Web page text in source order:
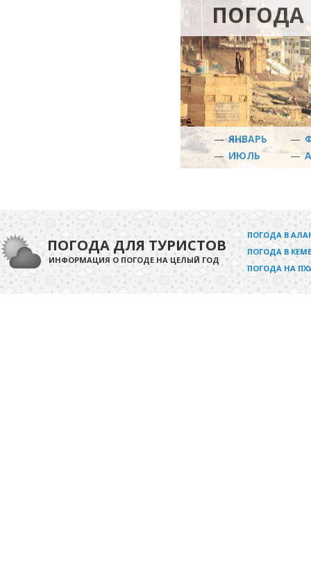
ПОГОДА
—ЯНВАРЬ —
— ИЮЛЬ —
ПОГОДА ДЛЯ ТУРИСТОВ
ИНФОРМАЦИЯ О ПОГОДЕ НА ЦЕЛЫЙ ГОД
ПОГОДА В
ПОГОДА В
ПОГОДА НА